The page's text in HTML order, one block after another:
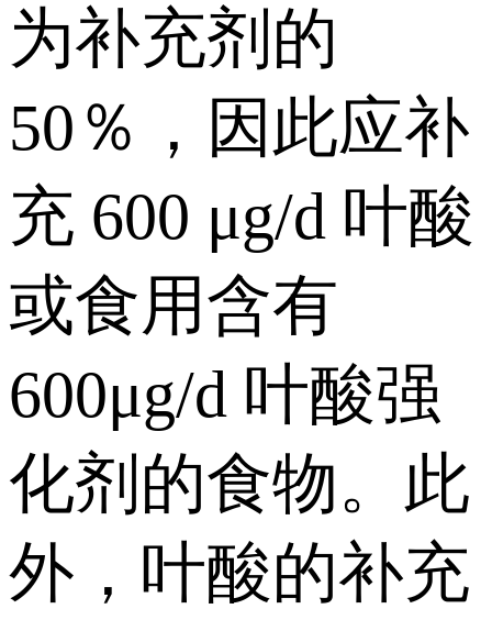
为补充剂的
50％，因此应补
充 600 μg/d 叶酸
或食用含有
600μg/d 叶酸强
化剂的食物。此
外，叶酸的补充